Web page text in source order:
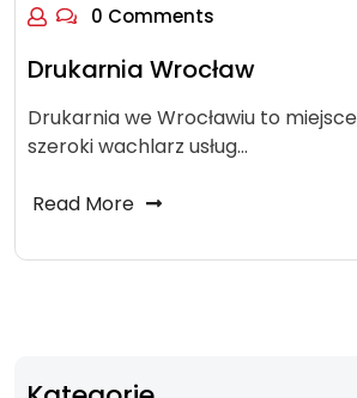
0 Comments
Drukarnia Wrocław
Drukarnia we Wrocławiu to
szeroki wachlarz usług…
Read More